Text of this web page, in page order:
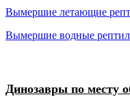
Вымершие летающие
Вымершие водные
Динозавры по месту